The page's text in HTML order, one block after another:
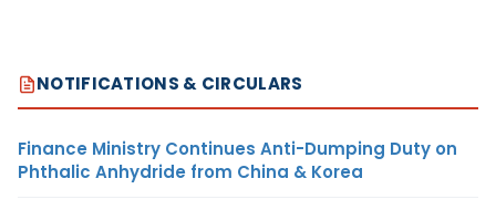
NOTIFICATIONS & CIRCULARS
Finance Ministry Continues Anti-Dumping Duty on
Phthalic Anhydride from China & Korea